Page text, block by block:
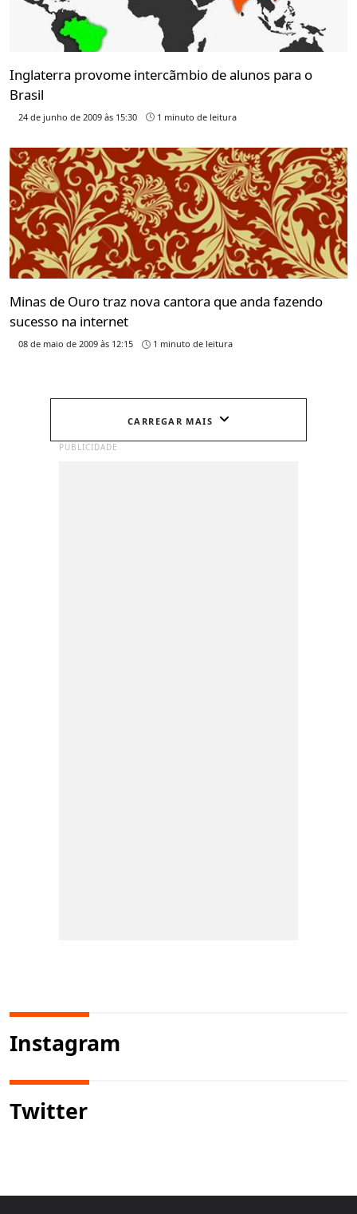
Inglaterra provome intercãmbio de alunos para o
Brasil
24 de junho de 2009 às 15:30 1 minuto de leitura
Minas de Ouro traz nova cantora que anda fazendo
sucesso na internet
08 de maio de 2009 às 12:15 1 minuto de leitura
CARREGAR MAIS
PUBLICIDADE
Instagram
Twitter